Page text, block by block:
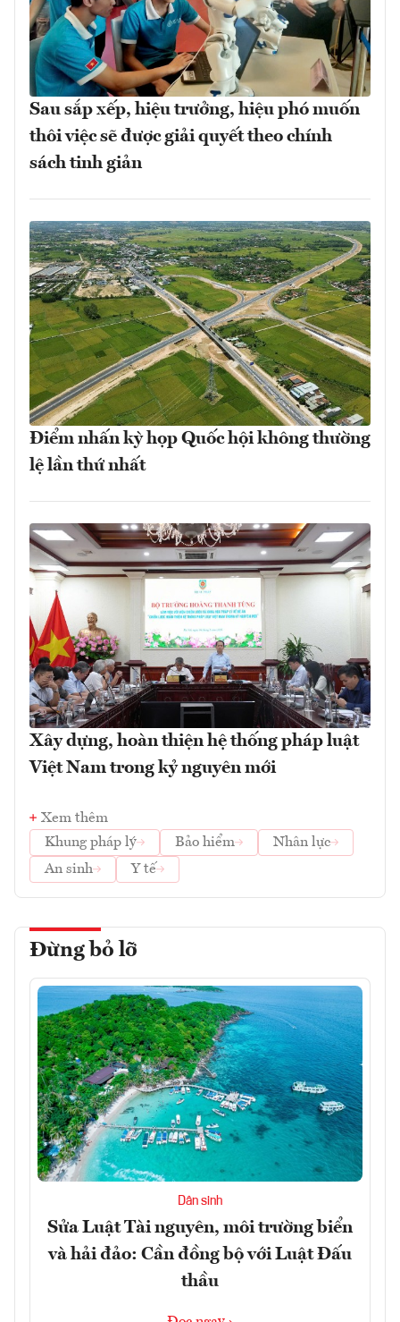
Sau sắp xếp, hiệu trưởng, hiệu phó muốn
thôi việc sẽ được giải quyết theo chính
sách tinh giản
Điểm nhấn kỳ họp Quốc hội không thường
lệ lần thứ nhất
Xây dựng, hoàn thiện hệ thống pháp luật
Việt Nam trong kỷ nguyên mới
Xem thêm
Khung pháp lý
Bảo hiểm
Nhân lực
An sinh
Y tế
Đừng bỏ lỡ
Dân sinh
Sửa Luật Tài nguyên, môi trường biển
và hải đảo: Cần đồng bộ với Luật Đấu
thầu